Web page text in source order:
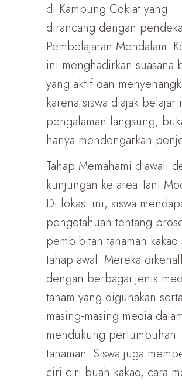
di Kampung Coklat yang
dirancang dengan
Pembelajaran Mendalam.
ini menghadirkan suasana
yang aktif dan
karena siswa diajak belajar
pengalaman langsung,
hanya mendengarkan
Tahap Memahami diawali
kunjungan ke area Tani
Di lokasi ini, siswa
pengetahuan tentang
pembibitan tanaman kakao
tahap awal. Mereka
dengan berbagai jenis
tanam yang digunakan
masing-masing media
mendukung pertumbuhan
tanaman. Siswa juga
ciri-ciri buah kakao, cara